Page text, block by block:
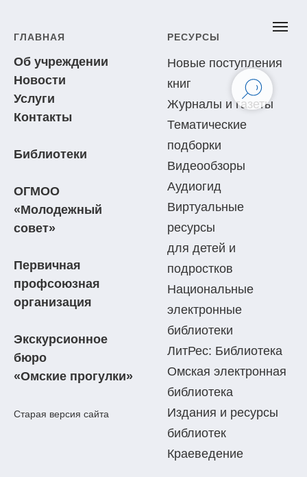
ГЛАВНАЯ
Об учреждении
Новости
Услуги
Контакты
Библиотеки
ОГМОО
«Молодежный
совет»
Первичная
профсоюзная
организация
Экскурсионное
бюро
«Омские прогулки»
Старая версия сайта
РЕСУРСЫ
Новые поступления
книг
Журналы и газеты
Тематические
подборки
Видеообзоры
Аудиогид
Виртуальные
ресурсы
для детей и
подростков
Национальные
электронные
библиотеки
ЛитРес: Библиотека
Омская электронная
библиотека
Издания и ресурсы
библиотек
Краеведение